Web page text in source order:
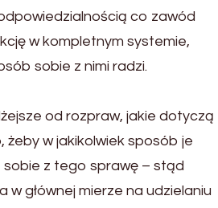
co zawód
w kompletnym systemie,
sobie z nimi radzi.
od rozpraw, jakie dotyczą
w jakikolwiek sposób je
sobie z tego sprawę – stąd
głównej mierze na udzielaniu